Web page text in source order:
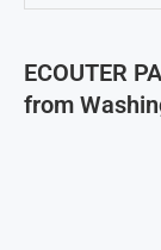
ECOUTER
from